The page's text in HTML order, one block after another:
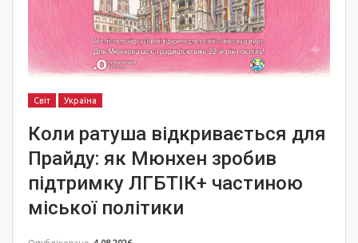
Світ Україна
Коли ратуша відкривається для
Прайду: як Мюнхен зробив
підтримку ЛГБТІК+ частиною
міської політики